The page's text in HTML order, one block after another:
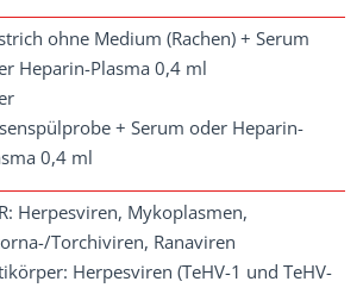
ohne Medium (Rachen) + Serum
Heparin-Plasma 0,4 ml
+ Serum oder Heparin-
0,4 ml
Herpesviren, Mykoplasmen,
Torchiviren, Ranaviren
Herpesviren (TeHV-1 und TeHV-